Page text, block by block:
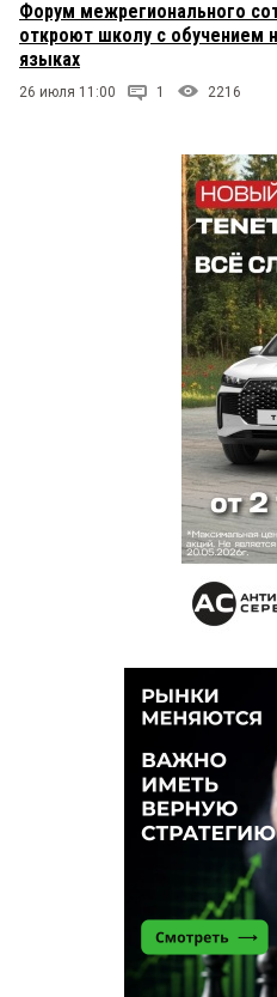
Форум межрегионального
откроют школу с обучением
языках
26 июля 11:00 1 2216